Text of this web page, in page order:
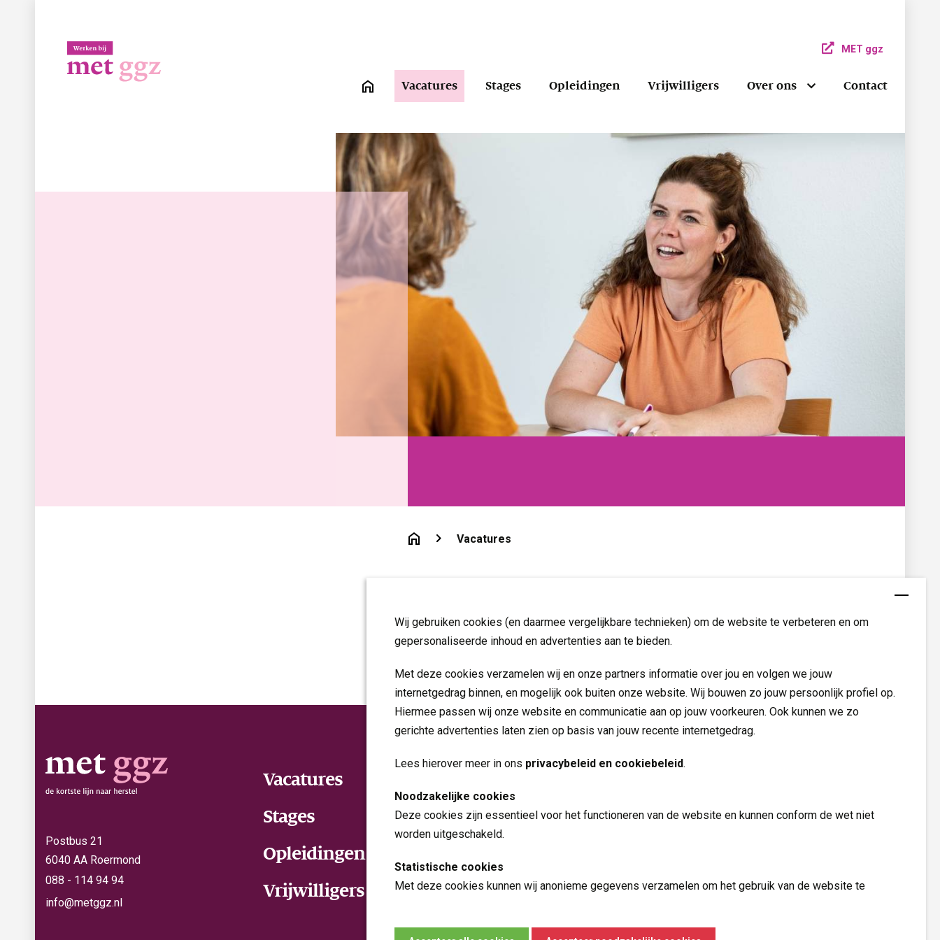
Wij gebruiken cookies (en daarmee vergelijkbare technieken) om de website te verbeteren en om
gepersonaliseerde inhoud en advertenties aan te bieden.
Met deze cookies verzamelen wij en onze partners informatie over jou en volgen we jouw
internetgedrag binnen, en mogelijk ook buiten onze website. Wij bouwen zo jouw persoonlijk profiel op.
Hiermee passen wij onze website en communicatie aan op jouw voorkeuren. Ook kunnen we zo
gerichte advertenties laten zien op basis van jouw recente internetgedrag.
Lees hierover meer in ons privacybeleid en cookiebeleid.
Noodzakelijke cookies
Deze cookies zijn essentieel voor het functioneren van de website en kunnen conform de wet niet
worden uitgeschakeld.
Statistische cookies
Met deze cookies kunnen wij anonieme gegevens verzamelen om het gebruik van de website te
MET ggz
Vacatures Stages Opleidingen Vrijwilligers Over ons Contact
Vacatures
Postbus 21
6040 AA Roermond
088 - 114 94 94
info@metggz.nl
Vacatures
Stages
Opleidingen
Vrijwilligers
Welkom bij MET ggz
Maak kennis MET
Contact